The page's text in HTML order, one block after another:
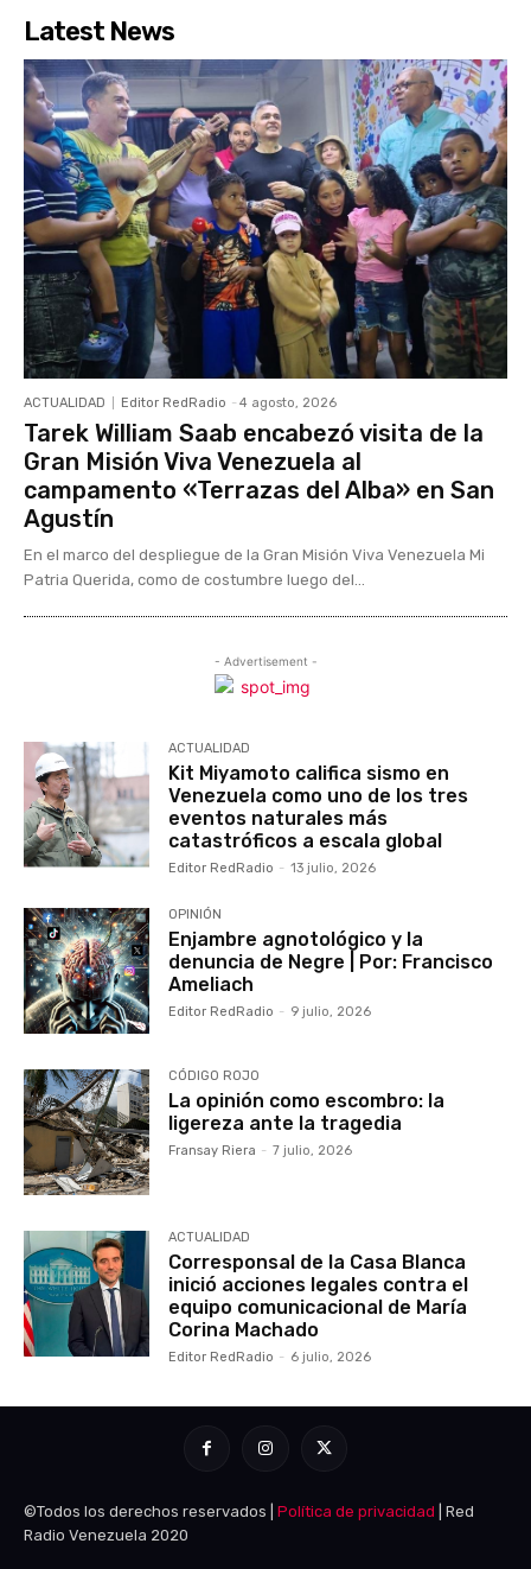
Latest News
ACTUALIDAD Editor RedRadio - 4 agosto, 2026
Tarek William Saab encabezó visita de la
Gran Misión Viva Venezuela al
campamento «Terrazas del Alba» en San
Agustín
En el marco del despliegue de la Gran Misión Viva Venezuela Mi
Patria Querida, como de costumbre luego del...
- Advertisement -
ACTUALIDAD
Kit Miyamoto califica sismo en
Venezuela como uno de los tres
eventos naturales más
catastróficos a escala global
Editor RedRadio - 13 julio, 2026
OPINIÓN
Enjambre agnotológico y la
denuncia de Negre | Por: Francisco
Ameliach
Editor RedRadio - 9 julio, 2026
CÓDIGO ROJO
La opinión como escombro: la
ligereza ante la tragedia
Fransay Riera - 7 julio, 2026
ACTUALIDAD
Corresponsal de la Casa Blanca
inició acciones legales contra el
equipo comunicacional de María
Corina Machado
Editor RedRadio - 6 julio, 2026
©Todos los derechos reservados | Política de privacidad | Red
Radio Venezuela 2020